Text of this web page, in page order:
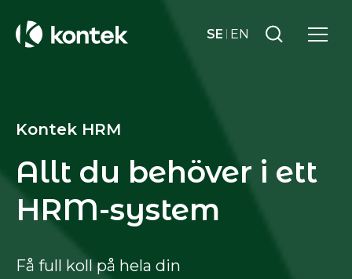
SE EN
Kontek HRM
Allt du behöver i ett
HRM-system
Få full koll på hela din